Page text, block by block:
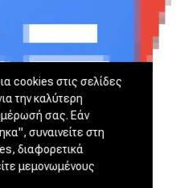
cookies στις σελίδες
την καλύτερη
σας. Εάν
συναινείτε στη
διαφορετικά
μεμονωμένους